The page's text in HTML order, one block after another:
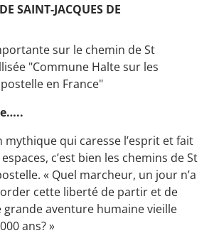
SAINT-JACQUES DE
sur le chemin de St
"Commune Halte sur les
en France"
mythique qui caresse l’esprit et fait
c’est bien les chemins de St
« Quel marcheur, un jour n’a
cette liberté de partir et de
aventure humaine vieille
ans? »